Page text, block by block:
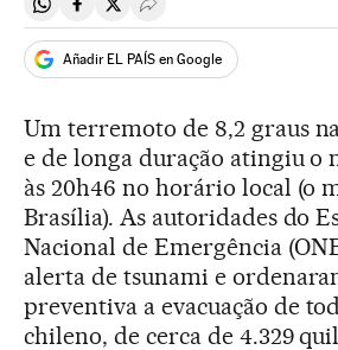
Compartir en Whatsapp
Compartir en Facebook
Compartir en Twitter
Desplegar Redes
Añadir EL PAÍS en Google
Um terremoto de 8,2 graus
e de longa duração atingiu o
às 20h46 no horário local (o
Brasília). As autoridades do
Nacional de Emergência
alerta de tsunami e
preventiva a evacuação de
chileno, de cerca de 4.329